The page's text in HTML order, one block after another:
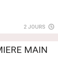
2 JOURS